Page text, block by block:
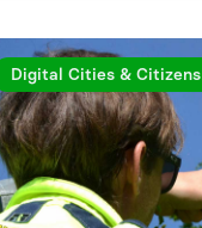
Digital Cities & Citizens